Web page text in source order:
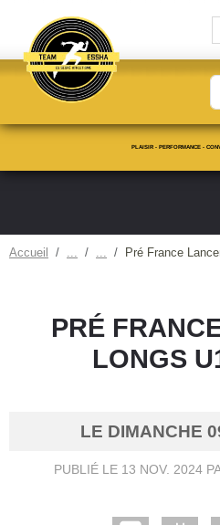
PLAISIR - PERFORMANCE -
Accueil Pré France
PRÉ
LONGS
LE DIMANCHE
PUBLIÉ LE 13 NOV. 2024